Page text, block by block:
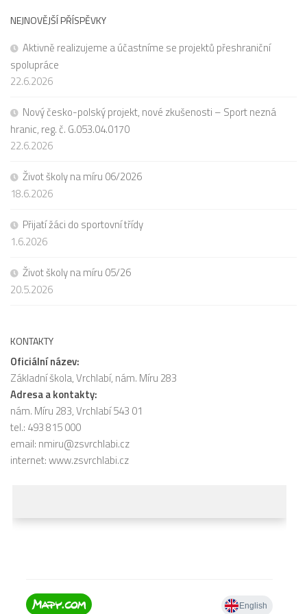
NEJNOVĚJŠÍ PŘÍSPĚVKY
Aktivně realizujeme a účastníme se projektů přeshraniční
spolupráce
22.6.2026
Nový česko-polský projekt, nové zkušenosti – Sport nezná
hranic, reg. č. G.053.04.0170
22.6.2026
Život školy na míru 06/2026
18.6.2026
Přijatí žáci do sportovní třídy
1.6.2026
Život školy na míru 05/26
20.5.2026
KONTAKTY
Oficiální název:
Základní škola, Vrchlabí, nám. Míru 283
Adresa a kontakty:
nám. Míru 283, Vrchlabí 543 01
tel.: 493 815 000
email: nmiru@zsvrchlabi.cz
internet:www.zsvrchlabi.cz